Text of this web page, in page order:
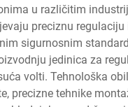
u različitim
preciznu
sigurnosnim
jedinica za
volti. Tehnološka
precizne tehnike